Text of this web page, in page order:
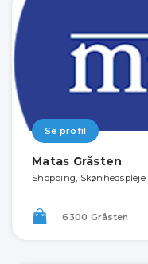
Se profil
Matas Gråsten
Shopping, Skønhedspleje
6300 Gråsten